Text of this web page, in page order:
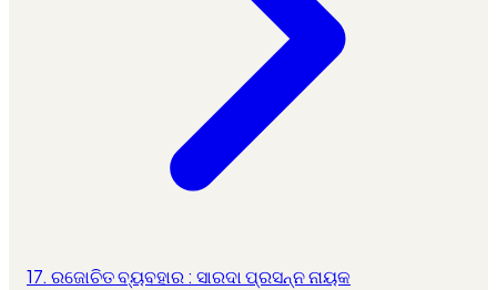
17. ରଜୋଚିତ ବ୍ୟବହାର : ସାରଦା ପ୍ରସନ୍ନ ନାୟକ